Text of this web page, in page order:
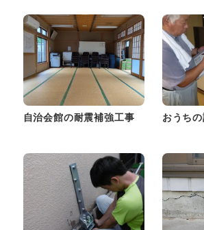
自治会館の耐震補強工事 おうちの